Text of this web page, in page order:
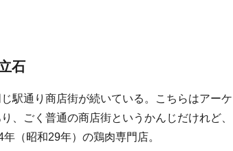
石
駅通り商店街が続いている。こちらはアー
、ごく普通の商店街というかんじだけれど
（昭和29年）の鶏肉専門店。